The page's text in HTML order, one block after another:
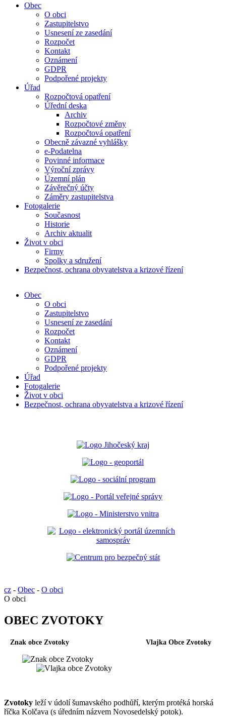
Obec
O obci
Zastupitelstvo
Usnesení ze zasedání
Rozpočet
Kontakt
Oznámení
GDPR
Podpořené projekty
Úřad
Rozpočtová opatření
Úřední deska
Archiv
Rozpočtové změny
Rozpočtová opatření
Obecně závazné vyhlášky
e-Podatelna
Povinné informace
Výroční zprávy
Územní plán
Závěrečný účty
Záměry zastupitelstva
Fotogalerie
Současnost
Historie
Archiv aktualit
Život v obci
Firmy
Spolky a sdružení
Bezpečnost, ochrana obyvatelstva a krizové řízení
Obec
O obci
Zastupitelstvo
Usnesení ze zasedání
Rozpočet
Kontakt
Oznámení
GDPR
Podpořené projekty
Úřad
Fotogalerie
Život v obci
Bezpečnost, ochrana obyvatelstva a krizové řízení
cz - Obec - O obci
O obci
OBEC ZVOTOKY
Znak obce Zvotoky Vlajka Obce Zvotoky
Zvotoky leží v údolí šumavského podhůří, kterým protéká horská
říčka Kolčava (s úředním názvem Novosedelský potok).